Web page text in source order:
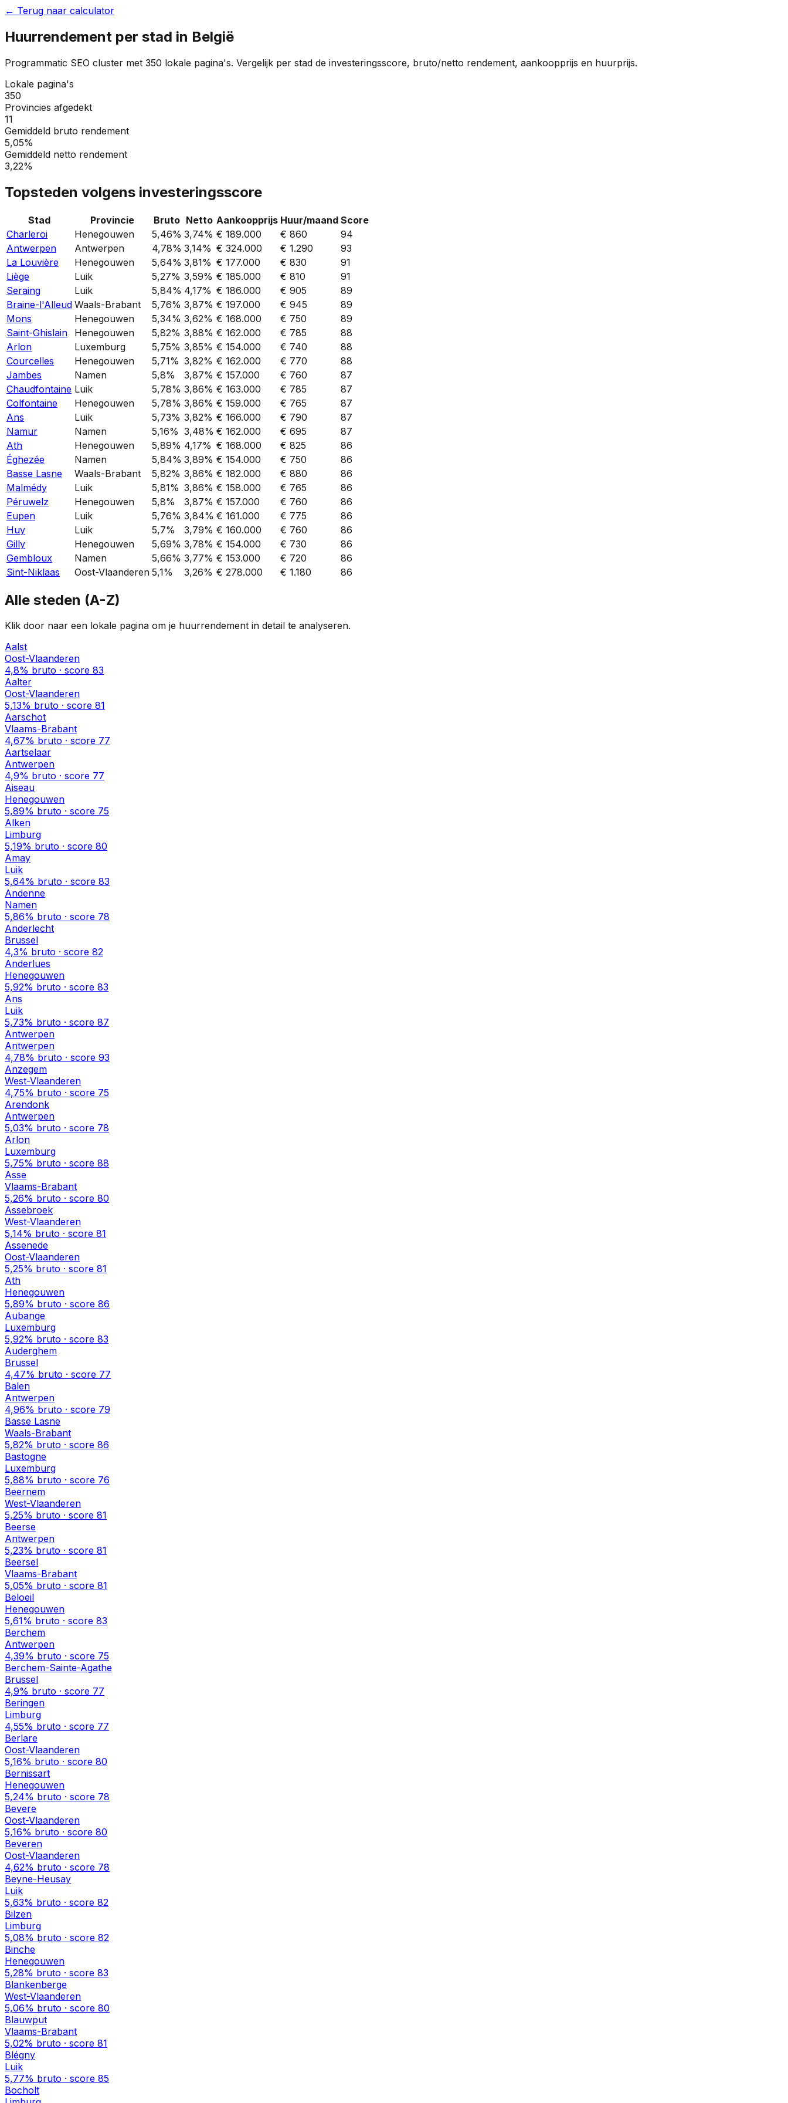
← Terug naar calculator
Huurrendement per stad in België
Programmatic SEO cluster met 350 lokale pagina's. Vergelijk per stad de investeringsscore, bruto/netto rendement, aankoopprijs en huurprijs.
Lokale pagina's
350
Provincies afgedekt
11
Gemiddeld bruto rendement
5,05%
Gemiddeld netto rendement
3,22%
Topsteden volgens investeringsscore
Stad Provincie Bruto Netto Aankoopprijs Huur/maand Score
Charleroi
Henegouwen 5,46% 3,74% € 189.000 € 860
94
Antwerpen
Antwerpen 4,78% 3,14% € 324.000 € 1.290
93
La Louvière
Henegouwen 5,64% 3,81% € 177.000 € 830
91
Liège
Luik 5,27% 3,59% € 185.000 € 810
91
Seraing
Luik 5,84% 4,17% € 186.000 € 905
89
Braine-l'Alleud Waals-Brabant 5,76% 3,87% € 197.000 € 945
89
Mons
Henegouwen 5,34% 3,62% € 168.000 € 750
89
Saint-Ghislain
Henegouwen 5,82% 3,88% € 162.000 € 785
88
Arlon
Luxemburg 5,75% 3,85% € 154.000 € 740
88
Courcelles
Henegouwen 5,71% 3,82% € 162.000 € 770
88
Jambes
Namen 5,8% 3,87% € 157.000 € 760
87
Chaudfontaine Luik 5,78% 3,86% € 163.000 € 785
87
Colfontaine
Henegouwen 5,78% 3,86% € 159.000 € 765
87
Ans
Luik 5,73% 3,82% € 166.000 € 790
87
Namur
Namen 5,16% 3,48% € 162.000 € 695
87
Ath
Henegouwen 5,89% 4,17% € 168.000 € 825
86
Éghezée
Namen 5,84% 3,89% € 154.000 € 750
86
Basse Lasne
Waals-Brabant 5,82% 3,86% € 182.000 € 880
86
Malmédy
Luik 5,81% 3,86% € 158.000 € 765
86
Péruwelz
Henegouwen 5,8% 3,87% € 157.000 € 760
86
Eupen
Luik 5,76% 3,84% € 161.000 € 775
86
Huy
Luik 5,7% 3,79% € 160.000 € 760
86
Gilly
Henegouwen 5,69% 3,78% € 154.000 € 730
86
Gembloux
Namen 5,66% 3,77% € 153.000 € 720
86
Sint-Niklaas
Oost-Vlaanderen 5,1% 3,26% € 278.000 € 1.180 86
Alle steden (A-Z)
Klik door naar een lokale pagina om je huurrendement in detail te analyseren.
Aalst
Oost-Vlaanderen
4,8% bruto · score 83
Aalter
Oost-Vlaanderen
5,13% bruto · score 81
Aarschot
Vlaams-Brabant
4,67% bruto · score 77
Aartselaar
Antwerpen
4,9% bruto · score 77
Aiseau
Henegouwen
5,89% bruto · score 75
Alken
Limburg
5,19% bruto · score 80
Amay
Luik
5,64% bruto · score 83
Andenne
Namen
5,86% bruto · score 78
Anderlecht
Brussel
4,3% bruto · score 82
Anderlues
Henegouwen
5,92% bruto · score 83
Ans
Luik
5,73% bruto · score 87
Antwerpen
Antwerpen
4,78% bruto · score 93
Anzegem
West-Vlaanderen
4,75% bruto · score 75
Arendonk
Antwerpen
5,03% bruto · score 78
Arlon
Luxemburg
5,75% bruto · score 88
Asse
Vlaams-Brabant
5,26% bruto · score 80
Assebroek
West-Vlaanderen
5,14% bruto · score 81
Assenede
Oost-Vlaanderen
5,25% bruto · score 81
Ath
Henegouwen
5,89% bruto · score 86
Aubange
Luxemburg
5,92% bruto · score 83
Auderghem
Brussel
4,47% bruto · score 77
Balen
Antwerpen
4,96% bruto · score 79
Basse Lasne
Waals-Brabant
5,82% bruto · score 86
Bastogne
Luxemburg
5,88% bruto · score 76
Beernem
West-Vlaanderen
5,25% bruto · score 81
Beerse
Antwerpen
5,23% bruto · score 81
Beersel
Vlaams-Brabant
5,05% bruto · score 81
Beloeil
Henegouwen
5,61% bruto · score 83
Berchem
Antwerpen
4,39% bruto · score 75
Berchem-Sainte-Agathe
Brussel
4,9% bruto · score 77
Beringen
Limburg
4,55% bruto · score 77
Berlare
Oost-Vlaanderen
5,16% bruto · score 80
Bernissart
Henegouwen
5,24% bruto · score 78
Bevere
Oost-Vlaanderen
5,16% bruto · score 80
Beveren
Oost-Vlaanderen
4,62% bruto · score 78
Beyne-Heusay
Luik
5,63% bruto · score 82
Bilzen
Limburg
5,08% bruto · score 82
Binche
Henegouwen
5,28% bruto · score 83
Blankenberge
West-Vlaanderen
5,06% bruto · score 80
Blauwput
Vlaams-Brabant
5,02% bruto · score 81
Blégny
Luik
5,77% bruto · score 85
Bocholt